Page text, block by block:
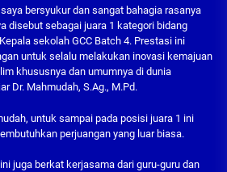
saya bersyukur dan sangat bahagia rasanya
disebut sebagai juara 1 kategori bidang
sekolah GCC Batch 4. Prestasi ini
untuk selalu melakukan inovasi kemajuan
khususnya dan umumnya di dunia
Dr. Mahmudah, S.Ag., M.Pd.
untuk sampai pada posisi juara 1 ini
perjuangan yang luar biasa.
juga berkat kerjasama dari guru-guru dan